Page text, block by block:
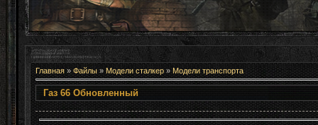
Главная» Файлы» Модели сталкер» Модели транспорта
Газ 66